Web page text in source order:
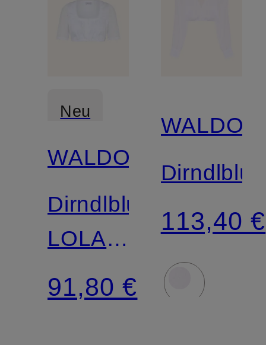
Neu
WALDORFF
Dirndlbluse
LOLA
mit
Spitze
91,80 €
113,40 €